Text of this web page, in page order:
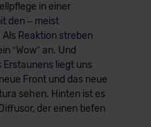
in einer
den – meist
Reaktion streben
“Wow” an. Und
liegt uns
Front und das neue
sehen. Hinten ist es
der einen tiefen